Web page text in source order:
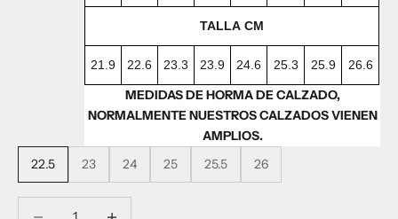
TALLA CM
21.9 22.6 23.3 23.9 24.6 25.3 25.9 26.6
MEDIDAS DE HORMA DE CALZADO,
NORMALMENTE NUESTROS CALZADOS VIENEN
AMPLIOS.
22.5
23 24 25 25.5 26